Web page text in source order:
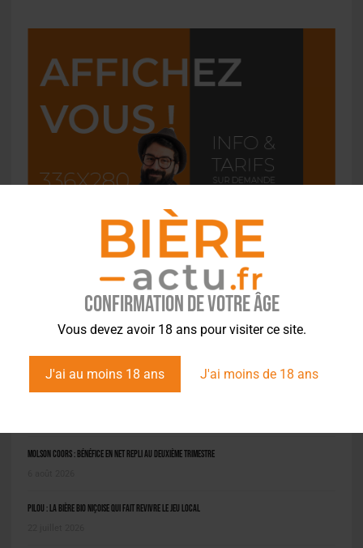
Confirmation de votre âge
Vous devez avoir 18 ans pour visiter ce site.
J'ai au moins 18 ans J'ai moins de 18 ans
Molson Coors : bénéfice en net repli au deuxième trimestre
Pilou : la bière bio niçoise qui fait revivre le jeu local